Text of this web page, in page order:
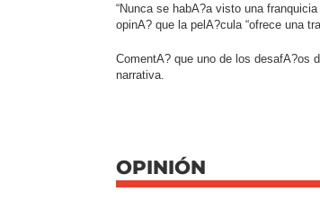
“Nunca se habA?a visto una
opinA? que la pelA?cula “ofrece una
ComentA? que uno de los desafA?os
narrativa.
OPINIÓN